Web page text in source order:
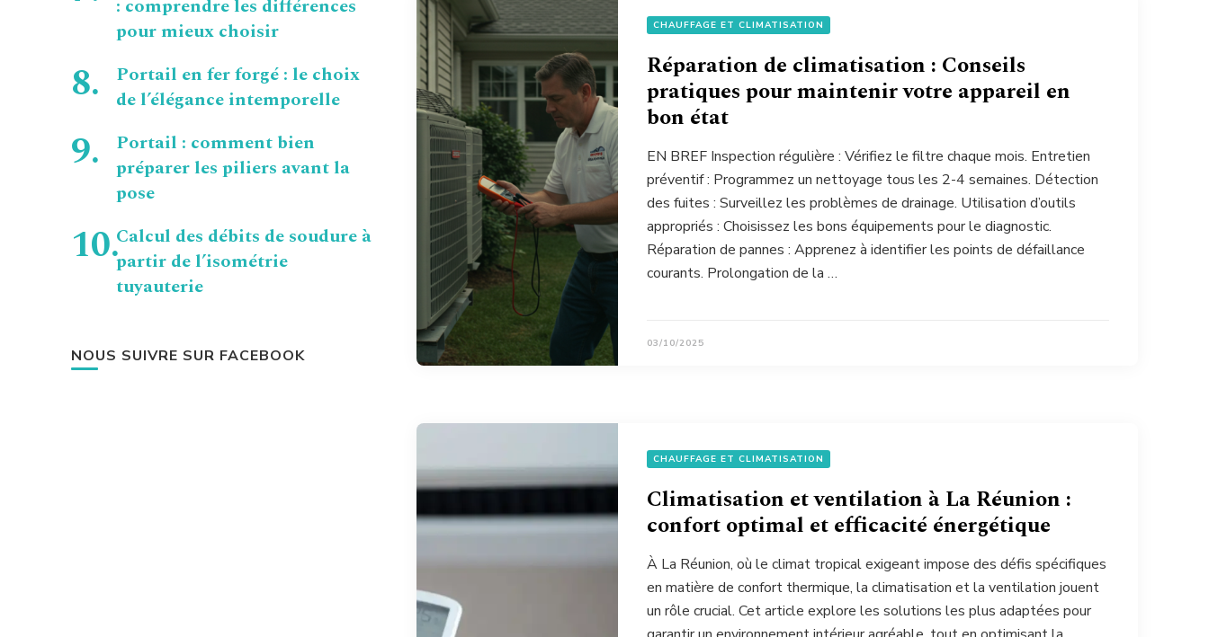
CHAUFFAGE ET CLIMATISATION
Réparation de climatisation : Conseils
pratiques pour maintenir votre appareil en
bon état
EN BREF Inspection régulière : Vérifiez le filtre chaque mois. Entretien
préventif : Programmez un nettoyage tous les 2-4 semaines. Détection
des fuites : Surveillez les problèmes de drainage. Utilisation d’outils
appropriés : Choisissez les bons équipements pour le diagnostic.
Réparation de pannes : Apprenez à identifier les points de défaillance
courants. Prolongation de la …
03/10/2025
CHAUFFAGE ET CLIMATISATION
Climatisation et ventilation à La Réunion :
confort optimal et efficacité énergétique
À La Réunion, où le climat tropical exigeant impose des défis spécifiques
en matière de confort thermique, la climatisation et la ventilation jouent
un rôle crucial. Cet article explore les solutions les plus adaptées pour
: comprendre les différences
pour mieux choisir
Portail en fer forgé : le choix
de l’élégance intemporelle
Portail : comment bien
préparer les piliers avant la
pose
Calcul des débits de soudure à
partir de l’isométrie
tuyauterie
NOUS SUIVRE SUR FACEBOOK